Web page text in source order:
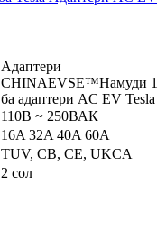
Адаптери
CHINAEVSE™️Намуди 1
ба адаптери AC EV Tesla
110В ~ 250ВАК
16A 32A 40A 60A
TUV, CB, CE, UKCA
2 сол